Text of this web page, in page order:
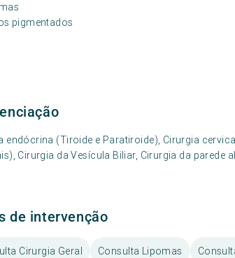
pigmentados
endócrina (Tiroide e Paratiroide), Cirurgia
Cirurgia da Vesícula Biliar, Cirurgia da parede
de intervenção
Cirurgia Geral Consulta Lipomas